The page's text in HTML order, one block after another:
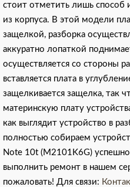
стоит отметить лишь способ
из корпуса. В этой модели
защелкой, разборка
аккуратно лопаткой
осуществляется со стороны
вставляется плата в
защелкивается защелка, так
материнскую плату
как выглядит устройство в
полностью собираем
Note 10t (M2101K6G)
выполнить ремонт в нашем
пожаловать! Для связи: